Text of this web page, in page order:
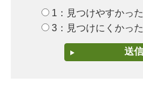
1：見つけやすかった
3：見つけにくかった